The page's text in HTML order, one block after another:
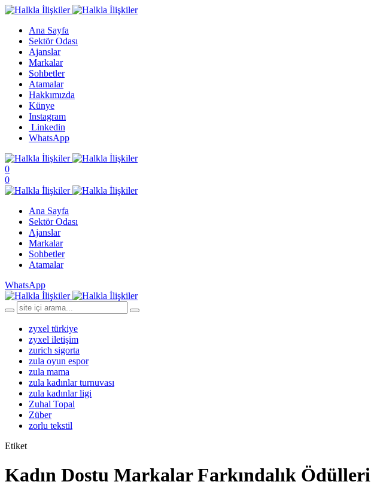
Ana Sayfa
Sektör Odası
Ajanslar
Markalar
Sohbetler
Atamalar
Hakkımızda
Künye
Instagram
Linkedin
WhatsApp
0
0
Ana Sayfa
Sektör Odası
Ajanslar
Markalar
Sohbetler
Atamalar
WhatsApp
zyxel türkiye
zyxel iletişim
zurich sigorta
zula oyun espor
zula mama
zula kadınlar turnuvası
zula kadınlar ligi
Zuhal Topal
Züber
zorlu tekstil
Etiket
Kadın Dostu Markalar Farkındalık Ödülleri